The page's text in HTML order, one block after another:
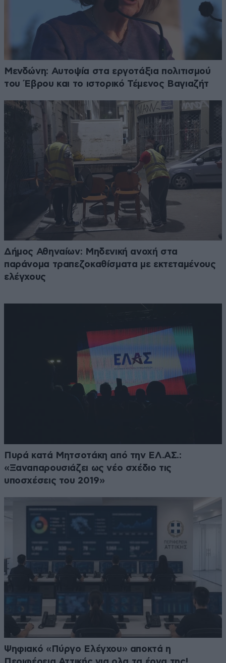
Μενδώνη: Αυτοψία στα εργοτάξια πολιτισμού
του Έβρου και το ιστορικό Τέμενος Βαγιαζήτ
Δήμος Αθηναίων: Μηδενική ανοχή στα
παράνομα τραπεζοκαθίσματα με εκτεταμένους
ελέγχους
Πυρά κατά Μητσοτάκη από την ΕΛ.ΑΣ.:
«Ξαναπαρουσιάζει ως νέο σχέδιο τις
υποσχέσεις του 2019»
Ψηφιακό «Πύργο Ελέγχου» αποκτά η